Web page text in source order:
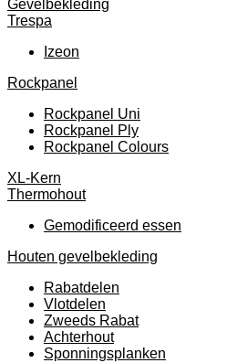
Gevelbekleding
Trespa
Izeon
Rockpanel
Rockpanel Uni
Rockpanel Ply
Rockpanel Colours
XL-Kern
Thermohout
Gemodificeerd essen
Houten gevelbekleding
Rabatdelen
Vlotdelen
Zweeds Rabat
Achterhout
Sponningsplanken